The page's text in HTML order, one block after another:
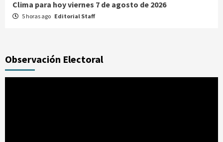
Clima para hoy viernes 7 de agosto de 2026
5 horas ago Editorial Staff
Observación Electoral